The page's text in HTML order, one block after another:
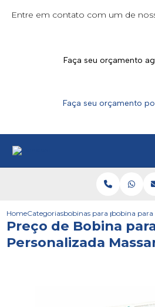
Entre em contato com um de
Faça seu orçamento
Faça seu orçamento
HomeCategoriasbobinas para picolesbobina para
Preço de Bobina
Personalizada